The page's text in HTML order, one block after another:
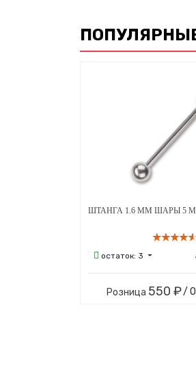
остаток: 3
Розница 550 ₽/